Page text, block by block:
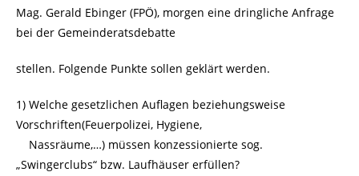
Mag. Gerald Ebinger (FPÖ), morgen eine dringliche Anfrage
bei der Gemeinderatsdebatte
stellen. Folgende Punkte sollen geklärt werden.
1) Welche gesetzlichen Auflagen beziehungsweise
Vorschriften(Feuerpolizei, Hygiene,
Nassräume,…) müssen konzessionierte sog.
„Swingerclubs“ bzw. Laufhäuser erfüllen?